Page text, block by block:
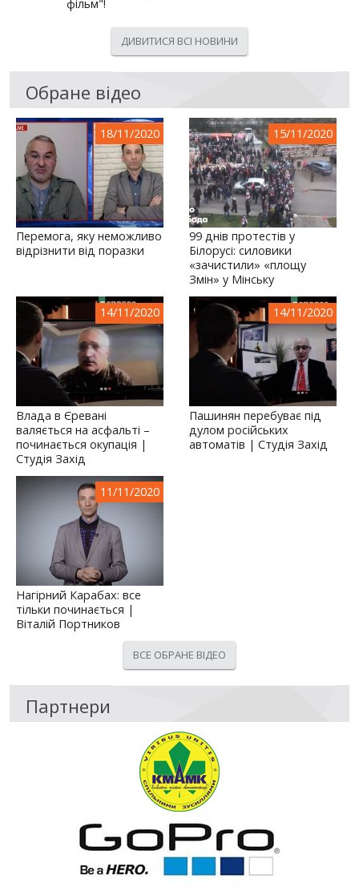
фільм"!
ДИВИТИСЯ ВСІ НОВИНИ
Обране відео
18/11/2020
Перемога, яку неможливо
відрізнити від поразки
15/11/2020
99 днів протестів у
Білорусі: силовики
«зачистили» «площу
Змін» у Мінську
14/11/2020
Влада в Єревані
валяється на асфальті –
починається окупація |
Студія Захід
14/11/2020
Пашинян перебуває під
дулом російських
автоматів | Студія Захід
11/11/2020
Нагірний Карабах: все
тільки починається |
Віталій Портников
ВСЕ ОБРАНЕ ВІДЕО
Партнери